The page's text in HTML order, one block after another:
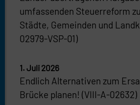
umfassenden Steuerreform
Städte, Gemeinden und
02979-VSP-01)
Endlich Alternativen zum
Brücke planen! (VIII-A-02632)
1. Juli 2026